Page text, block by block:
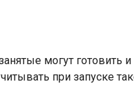
могут готовить
при запуске